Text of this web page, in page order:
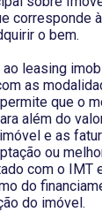
corresponde
o bem.
leasing
as
que o
além do
e as
ou
com o IMT
do
do imóvel.